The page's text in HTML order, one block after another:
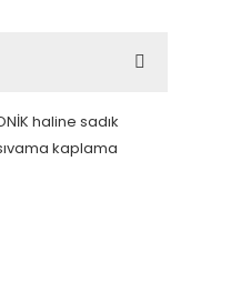
haline sadık
kaplama